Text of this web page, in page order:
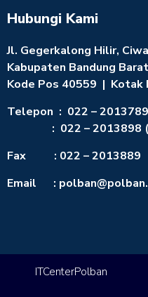
Hubungi Kami
Jl. Gegerkalong Hilir,
Kabupaten Bandung
Kode Pos 40559 | Kotak
Telepon : 022 –
: 022 – 2013898
Fax : 022 – 2013889
Email :
ITCenterPolban